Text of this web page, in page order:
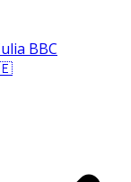
BBC